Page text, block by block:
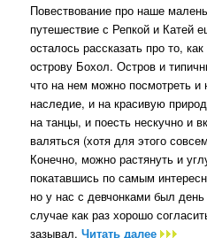
Повествование про наше
путешествие с Репкой и Катей
осталось рассказать про то,
острову Бохол. Остров и
что на нем можно посмотреть и
наследие, и на красивую
на танцы, и поесть нескучно и
валяться (хотя для этого
Конечно, можно растянуть и
покатавшись по самым
но у нас с девчонками был
случае как раз хорошо
зазывал.Читать далее